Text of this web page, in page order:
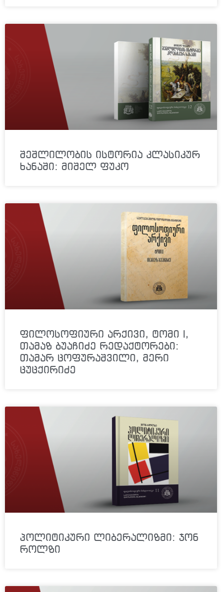
შეშლილობის ისტორია კლასიკურ
ხანაში: მიშელ ფუკო
ფილოსოფიური არქივი, ტომი I,
თამაზ ბუაჩიძე რედაქტორები:
თამარ ცოფურაშვილი, მერი
ცუცქირიძე
პოლიტიკური ლიბერალიზმი: ჯონ
როლზი